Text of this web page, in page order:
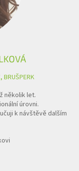
BRUŠPERK
několik let.
úrovni.
k návštěvě dalším